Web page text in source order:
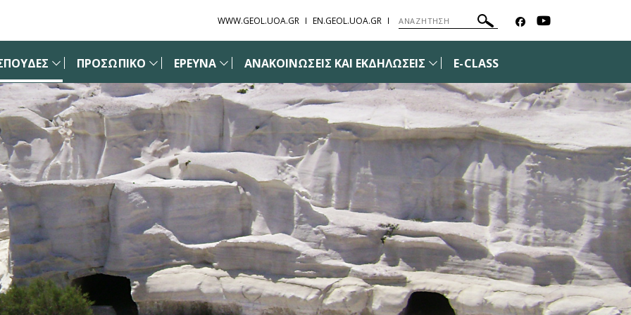
WWW.GEOL.UOA.GR EN.GEOL.UOA.GR
ΠΡΟΣΩΠΙΚΟ ΕΡΕΥΝΑ ΑΝΑΚΟΙΝΩΣΕΙΣ ΚΑΙ ΕΚΔΗΛΩΣΕΙΣ E-CLASS